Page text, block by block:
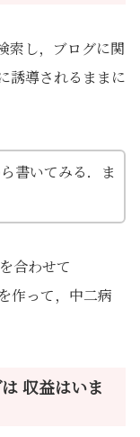
索し，ブログに関
誘導されるままに
書いてみる．ま
合わせて
作って，中二病
収益はいま